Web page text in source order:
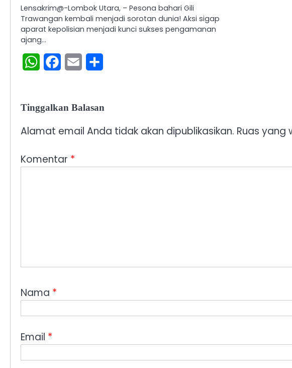
Lensakrim@-​Lombok Utara, – Pesona bahari Gili
Trawangan kembali menjadi sorotan dunia! Aksi sigap
aparat kepolisian menjadi kunci sukses pengamanan
ajang…
WhatsAppFacebook
Email
Tinggalkan Balasan
Alamat email Anda tidak akan dipublikasikan. Ruas yang
Komentar *
Nama *
Email *